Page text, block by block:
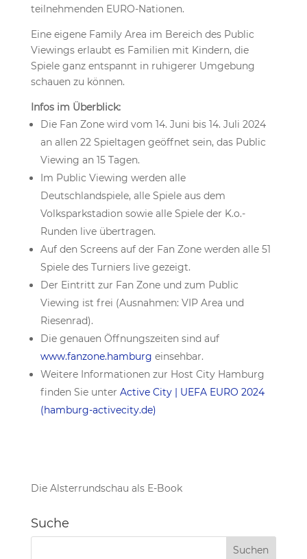
teilnehmenden EURO-Nationen.
Eine eigene Family Area im Bereich des Public
Viewings erlaubt es Familien mit Kindern, die
Spiele ganz entspannt in ruhigerer Umgebung
schauen zu können.
Infos im Überblick:
Die Fan Zone wird vom 14. Juni bis 14. Juli 2024
an allen 22 Spieltagen geöffnet sein, das Public
Viewing an 15 Tagen.
Im Public Viewing werden alle
Deutschlandspiele, alle Spiele aus dem
Volksparkstadion sowie alle Spiele der K.o.-
Runden live übertragen.
Auf den Screens auf der Fan Zone werden alle 51
Spiele des Turniers live gezeigt.
Der Eintritt zur Fan Zone und zum Public
Viewing ist frei (Ausnahmen: VIP Area und
Riesenrad).
Die genauen Öffnungszeiten sind auf
www.fanzone.hamburg einsehbar.
Weitere Informationen zur Host City Hamburg
finden Sie unter Active City | UEFA EURO 2024
(hamburg-activecity.de)
Die Alsterrundschau als E-Book
Suche